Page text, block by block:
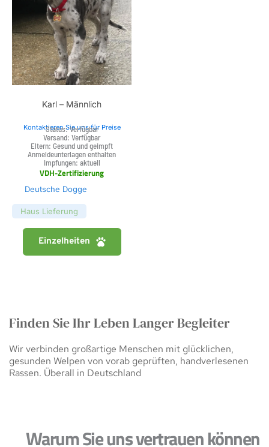
Karl – Männlich
Kontaktieren Sie uns für Preise
Status: Verfügbar
Versand: Verfügbar
Eltern: Gesund und geimpft
Anmeldeunterlagen enthalten
Impfungen: aktuell
VDH-Zertifizierung
Deutsche Dogge
Haus Lieferung
Einzelheiten
Finden Sie Ihr Leben Langer Begleiter
Wir verbinden großartige Menschen mit glücklichen,
gesunden Welpen von vorab geprüften, handverlesenen
Rassen. Überall in Deutschland